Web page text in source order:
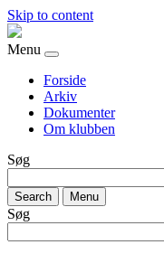
Skip to content
Menu
Forside
Arkiv
Dokumenter
Om klubben
Søg
Search
Menu
Søg